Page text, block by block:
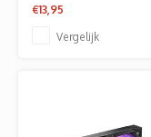
€13,95
Vergelijk